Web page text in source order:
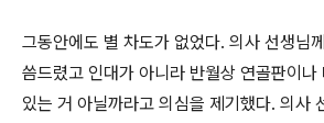
그동안에도 별 차도가 없었다. 의사 선생님
씀드렸고 인대가 아니라 반월상 연골판이나
있는 거 아닐까라고 의심을 제기했다. 의사